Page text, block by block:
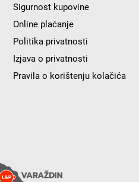
Sigurnost kupovine
Online plaćanje
Politika privatnosti
Izjava o privatnosti
Pravila o korištenju kolačića